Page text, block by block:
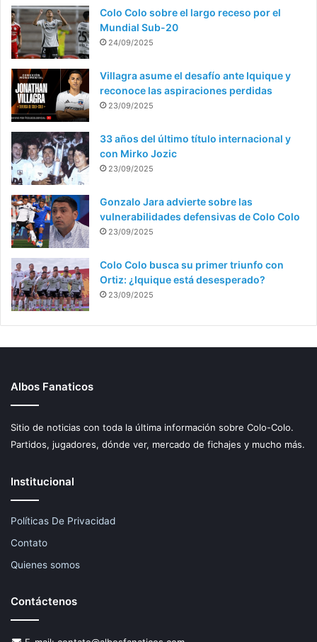
Colo Colo sobre el largo receso por el
Mundial Sub-20
24/09/2025
Villagra asume el desafío ante Iquique y
reconoce las aspiraciones perdidas
23/09/2025
33 años del último título internacional y
con Mirko Jozic
23/09/2025
Gonzalo Jara advierte sobre las
vulnerabilidades defensivas de Colo Colo
23/09/2025
Colo Colo busca su primer triunfo con
Ortiz: ¿Iquique está desesperado?
23/09/2025
Albos Fanaticos
Sitio de noticias con toda la última información sobre Colo-Colo.
Partidos, jugadores, dónde ver, mercado de fichajes y mucho más.
Institucional
Políticas De Privacidad
Contato
Quienes somos
Contáctenos